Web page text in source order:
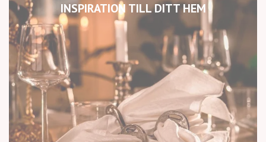
INSPIRATION TILL DITT HEM